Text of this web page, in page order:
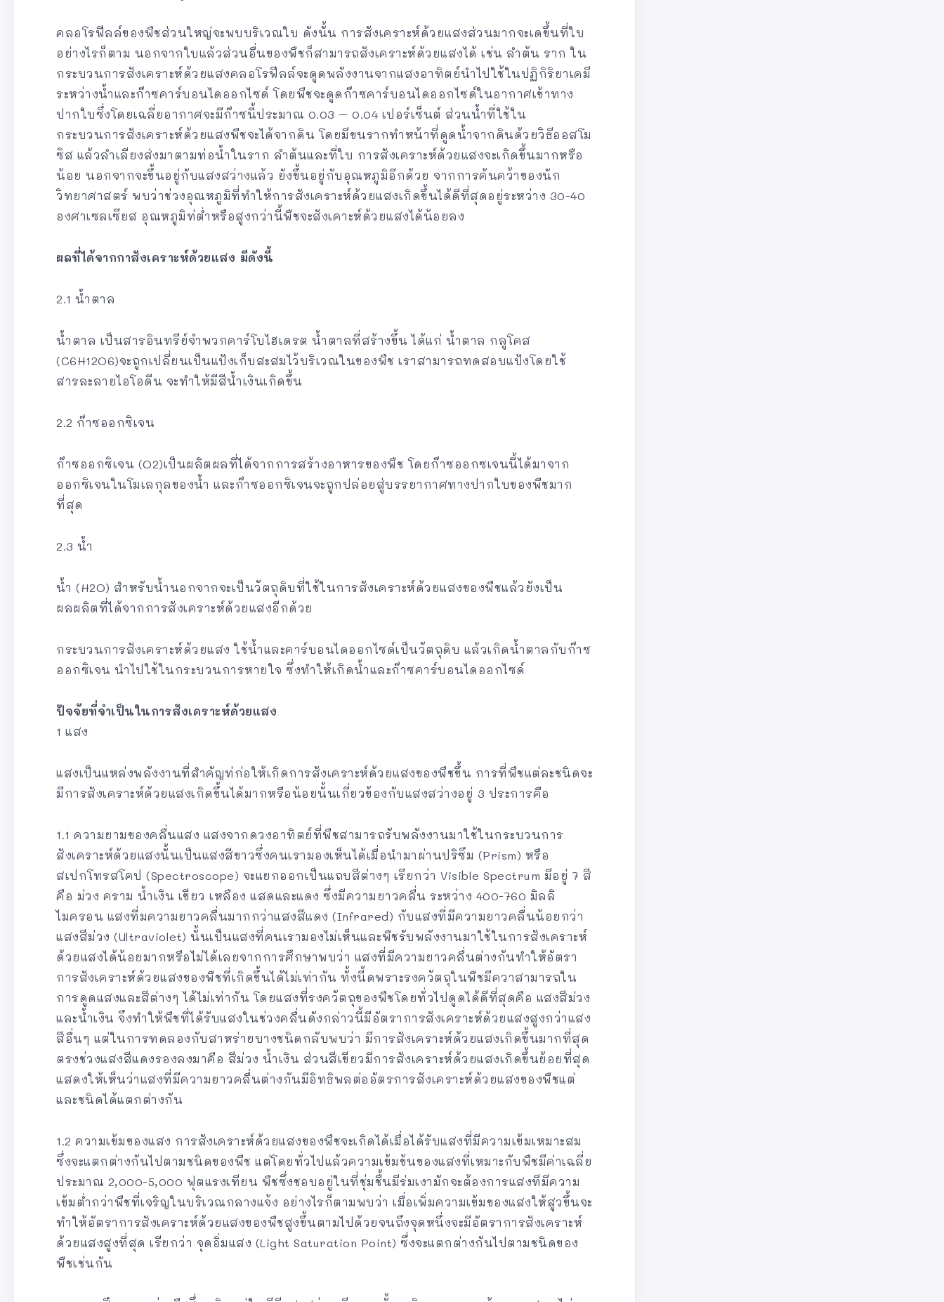
คลอโรฟีลล์ของพืชส่วนใหญ่จะพบบริเวณใบ ดังนั้น การสังเคราะห์ด้วยแสงส่วนมากจะเดขึ้นที่ใบ
อย่างไรก็ตาม นอกจากใบแล้วส่วนอื่นของพืชก็สามารถสังเคราะห์ด้วยแสงได้ เช่น ลำต้น ราก ใน
กระบวนการสังเคราะห์ด้วยแสงคลอโรฟีลล์จะดูดพลังงานจากแสงอาทิตย์นำไปใช้ในปฏิกิริยาเคมี
ระหว่างน้ำและก๊าซคาร์บอนไดออกไซด์ โดยพืชจะดูดก๊าซคาร์บอนไดออกไซด์ในอากาศเข้าทาง
ปากใบซึ่งโดยเฉลี่ยอากาศจะมีก๊าซนี้ประมาณ 0.03 – 0.04 เปอร์เซ็นต์ ส่วนน้ำที่ใช้ใน
กระบวนการสังเคราะห์ด้วยแสงพืชจะได้จากดิน โดยมีขนรากทำหน้าที่ดูดน้ำจากดินด้วยวิธีออสโม
ซิส แล้วลำเลียงส่งมาตามท่อน้ำในราก ลำต้นและที่ใบ การสังเคราะห์ด้วยแสงจะเกิดขึ้นมากหรือ
น้อย นอกจากจะขึ้นอยู่กับแสงสว่างแล้ว ยังขึ้นอยู่กับอุณหภูมิอีกด้วย จากการค้นคว้าของนัก
วิทยาศาสตร์ พบว่าช่วงอุณหภูมิที่ทำให้การสังเคราะห์ด้วยแสงเกิดขึ้นได้ดีที่สุดอยู่ระหว่าง 30-40
องศาเซลเซียส อุณหภูมิท่ต่ำหรือสูงกว่านี้พืชจะสังเคาะห์ด้วยแสงได้น้อยลง
ผลที่ได้จากกาสังเคราะห์ด้วยแสง มีดังนี้
2.1 น้ำตาล
น้ำตาล เป็นสารอินทรีย์จำพวกคาร์โบไฮเดรต น้ำตาลที่สร้างขึ้น ได้แก่ น้ำตาล กลูโคส
(C6H12O6)จะถูกเปลี่ยนเป็นแป้งเก็บสะสมไว้บริเวณในของพืช เราสามารถทดสอบแป้งโดยใช้
สารละลายไอโอดีน จะทำให้มีสีน้ำเงินเกิดขึ้น
2.2 ก๊าซออกซิเจน
ก๊าซออกซิเจน (O2)เป็นผลิตผลที่ได้จากการสร้างอาหารของพืช โดยก๊าซออกซเจนนี้ได้มาจาก
ออกซิเจนในโมเลกุลของน้ำ และก๊าซออกซิเจนจะถูกปล่อยสู่บรรยากาศทางปากใบของพืชมาก
ที่สุด
2.3 น้ำ
น้ำ (H2O) สำหรับน้ำนอกจากจะเป็นวัตถุดิบที่ใช้ในการสังเคราะห์ด้วยแสงของพืชแล้วยังเป็น
ผลผลิตที่ได้จากการสังเคราะห์ด้วยแสงอีกด้วย
กระบวนการสังเคราะห์ด้วยแสง ใช้น้ำและคาร์บอนไดออกไซด์เป็นวัตถุดิบ แล้วเกิดน้ำตาลกับก๊าซ
ออกซิเจน นำไปใช้ในกระบวนการหายใจ ซึ่งทำให้เกิดน้ำและก๊าซคาร์บอนไดออกไซด์
ปัจจัยที่จำเป็นในการสังเคราะห์ด้วยแสง
1 แสง
แสงเป็นแหล่งพลังงานที่สำคัญท่ก่อให้เกิดการสังเคราะห์ด้วยแสงของพืชขึ้น การที่พืชแต่ละชนิดจะ
มีการสังเคราะห์ด้วยแสงเกิดขึ้นได้มากหรือน้อยนั้นเกี่ยวข้องกับแสงสว่างอยู่ 3 ประการคือ
1.1 ความยามของคลื่นแสง แสงจากดวงอาทิตย์ที่พืชสามารถรับพลังงานมาใช้ในกระบวนการ
สังเคราะห์ด้วยแสงนั้นเป็นแสงสีขาวซึ่งคนเรามองเห็นได้เมื่อนำมาผ่านปริซึม (Prism) หรือ
สเปกโทรสโคป (Spectroscope) จะแยกออกเป็นแถบสีต่างๆ เรียกว่า Visible Spectrum มีอยู่ 7 สี
คือ ม่วง คราม น้ำเงิน เขียว เหลือง แสดและแดง ซึ่งมีความยาวคลื่น ระหว่าง 400-760 มิลลิ
ไมครอน แสงที่มความยาวคลื่นมากกว่าแสงสีแดง (Infrared) กับแสงที่มีความยาวคลื่นน้อยกว่า
แสงสีม่วง (Ultraviolet) นั้นเป็นแสงที่คนเรามองไม่เห็นและพืชรับพลังงานมาใช้ในการสังเคราะห์
ด้วยแสงได้น้อยมากหรือไม่ได้เลยจากการศึกษาพบว่า แสงที่มีความยาวคลื่นต่างกันทำให้อัตรา
การสังเคราะห์ด้วยแสงของพืชที่เกิดขึ้นได้ไม่เท่ากัน ทั้งนี้ดพราะรงควัตถุในพืชมีควาสามารถใน
การดูดแสงและสีต่างๆ ได้ไม่เท่ากัน โดยแสงที่รงควัตถุของพืชโดยทั่วไปดูดได้ดีที่สุดคือ แสงสีม่วง
และน้ำเงิน จึงทำให้พืชที่ได้รับแสงในช่วงคลื่นดังกล่าวนี้มีอัตราการสังเคราะห์ด้วยแสงสูงกว่าแสง
สีอื่นๆ แต่ในการทดลองกับสาหร่ายบางชนิดกลับพบว่า มีการสังเคราะห์ด้วยแสงเกิดขึ้นมากที่สุด
ตรงช่วงแสงสีแดงรองลงมาคือ สีม่วง น้ำเงิน ส่วนสีเขียวมีการสังเคราะห์ด้วยแสงเกิดขึ้นย้อยที่สุด
แสดงให้เห็นว่าแสงที่มีความยาวคลื่นต่างกันมีอิทธิพลต่ออัตรการสังเคราะห์ด้วยแสงของพืชแต่
และชนิดได้แตกต่างกัน
1.2 ความเข้มของแสง การสังเคราะห์ด้วยแสงของพืชจะเกิดได้เมื่อได้รับแสงที่มีความเข้มเหมาะสม
ซึ่งจะแตกต่างกันไปตามชนิดของพืช แต่โดยทั่วไปแล้วความเข้มข้นของแสงที่เหมาะกับพืชมีค่าเฉลี่ย
ประมาณ 2,000-5,000 ฟุตแรงเทียน พืชซึ่งชอบอยู่ในที่ชุ่มชื้นมีร่มเงามักจะต้องการแสงทีมีความ
เข้มต่ำกว่าพืชที่เจริญในบริเวณกลางแจ้ง อย่างไรก็ตามพบว่า เมื่อเพิ่มความเข้มของแสงให้สูวขึ้นจะ
ทำให้อัตราการสังเคราะห์ด้วยแสงของพืชสูงขึ้นตามไปด้วยจนถึงจุดหนึ่งจะมีอัตราการสังเคราะห์
ด้วยแสงสูงที่สุด เรียกว่า จุดอิ่มแสง (Light Saturation Point) ซึ่งจะแตกต่างกันไปตามชนิดของ
พืชเช่นกัน